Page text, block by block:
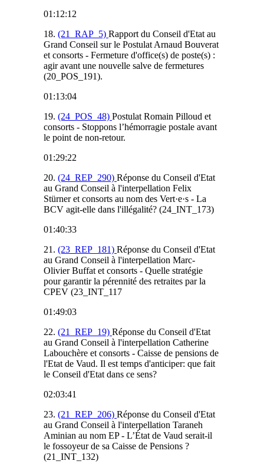
01:12:12
18. (21_RAP_5) Rapport du Conseil d'Etat au
Grand Conseil sur le Postulat Arnaud Bouverat
et consorts - Fermeture d'office(s) de poste(s) :
agir avant une nouvelle salve de fermetures
(20_POS_191).
01:13:04
19. (24_POS_48) Postulat Romain Pilloud et
consorts - Stoppons l’hémorragie postale avant
le point de non-retour.
01:29:22
20. (24_REP_290) Réponse du Conseil d'Etat
au Grand Conseil à l'interpellation Felix
Stürner et consorts au nom des Vert·e·s - La
BCV agit-elle dans l'illégalité? (24_INT_173)
01:40:33
21. (23_REP_181) Réponse du Conseil d'Etat
au Grand Conseil à l'interpellation Marc-
Olivier Buffat et consorts - Quelle stratégie
pour garantir la pérennité des retraites par la
CPEV (23_INT_117
01:49:03
22. (21_REP_19) Réponse du Conseil d'Etat
au Grand Conseil à l'interpellation Catherine
Labouchère et consorts - Caisse de pensions de
l'Etat de Vaud. Il est temps d'anticiper: que fait
le Conseil d'Etat dans ce sens?
02:03:41
23. (21_REP_206) Réponse du Conseil d'Etat
au Grand Conseil à l'interpellation Taraneh
Aminian au nom EP - L’État de Vaud serait-il
le fossoyeur de sa Caisse de Pensions ?
(21_INT_132)